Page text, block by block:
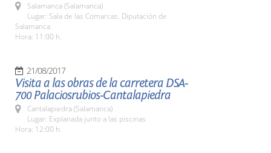
Salamanca (Salamanca)
Lugar: Sala de las Comarcas. Diputación de
Salamanca
Hora: 11:00 h.
21/08/2017
Visita a las obras de la carretera DSA-
700 Palaciosrubios-Cantalapiedra
Cantalapiedra (Salamanca)
Lugar: Explanada junto a las piscinas
Hora: 12:00 h.